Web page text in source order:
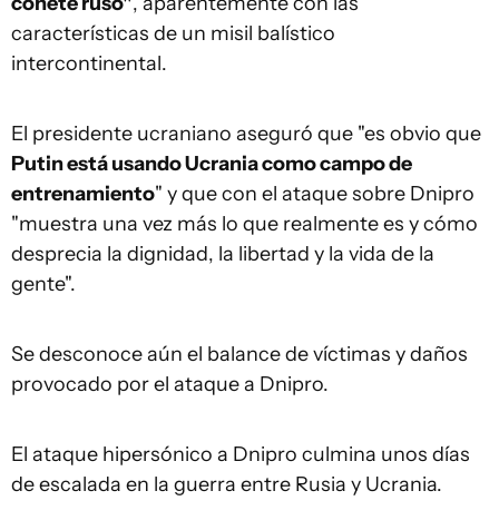
características de un misil balístico
intercontinental.
El presidente ucraniano aseguró que "es obvio que
Putin está usando Ucrania como campo de
entrenamiento" y que con el ataque sobre Dnipro
"muestra una vez más lo que realmente es y cómo
desprecia la dignidad, la libertad y la vida de la
gente".
Se desconoce aún el balance de víctimas y daños
provocado por el ataque a Dnipro.
El ataque hipersónico a Dnipro culmina unos días
de escalada en la guerra entre Rusia y Ucrania.